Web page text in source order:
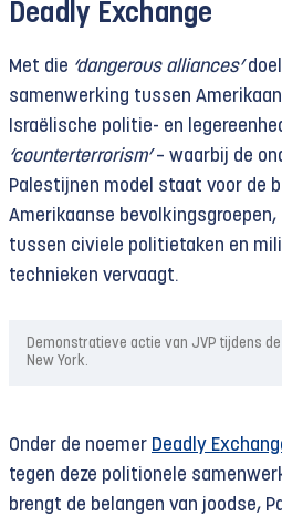
Deadly Exchange
Met die ‘dangerous alliances’
samenwerking tussen
Israëlische politie- en
‘counterterrorism’– waarbij de
Palestijnen model staat voor de
Amerikaanse
tussen civiele politietaken en
technieken vervaagt.
Demonstratieve actie van JVP tijdens de
New York.
Onder de noemer Deadly
tegen deze politionele
brengt de belangen van joodse,